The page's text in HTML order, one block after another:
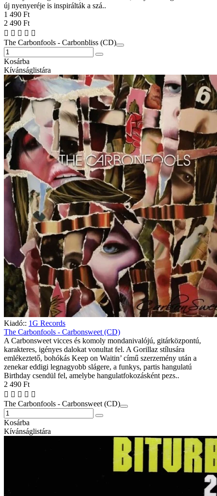
új nyenyeréje is inspirálták a szá..
1 490 Ft
2 490 Ft
The Carbonfools - Carbonbliss (CD)
Kosárba
Kívánságlistára
Kiadó:: 1G Records
The Carbonfools - Carbonsweet (CD)
A Carbonsweet vicces és komoly mondanivalójú, gitárközpontú,
karakteres, igényes dalokat vonultat fel. A Gorillaz stílusára
emlékeztető, bohókás Keep on Waitin’ című szerzemény után a
zenekar eddigi legnagyobb slágere, a funkys, partis hangulatú
Birthday csendül fel, amelybe hangulatfokozásként pezs..
2 490 Ft
The Carbonfools - Carbonsweet (CD)
Kosárba
Kívánságlistára